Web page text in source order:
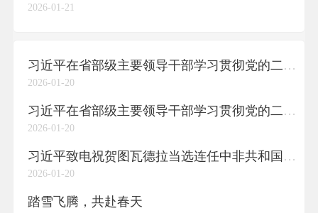
2026-01-21
习近平在省部级主要领导干部学习贯彻党的二十届四中全会精神专题研讨班开班式上发表重要讲话
2026-01-20
习近平在省部级主要领导干部学习贯彻党的二十届四中全会精神专题研讨班开班式上发表重要讲话
2026-01-20
习近平致电祝贺图瓦德拉当选连任中非共和国总统
2026-01-20
踏雪飞腾，共赴春天